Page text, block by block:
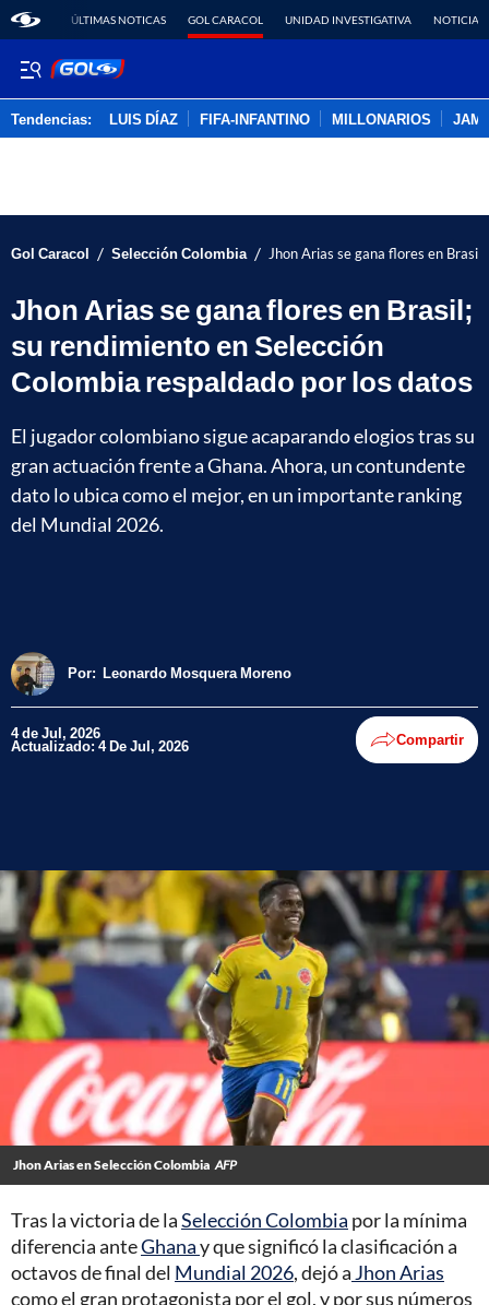
ÚLTIMAS NOTICAS GOL CARACOL UNIDAD INVESTIGATIVA NOTICIAS
Tendencias: LUIS DÍAZ FIFA-INFANTINO MILLONARIOS
Gol Caracol / Selección Colombia / Jhon Arias se gana flores en
Jhon Arias se gana flores en Brasil;
su rendimiento en Selección
Colombia respaldado por los datos
El jugador colombiano sigue acaparando elogios tras su
gran actuación frente a Ghana. Ahora, un contundente
dato lo ubica como el mejor, en un importante ranking
del Mundial 2026.
Por: Leonardo Mosquera Moreno
4 de Jul, 2026
Actualizado: 4 De Jul, 2026 Compartir
Jhon Arias en Selección Colombia AFP
Tras la victoria de laSelección Colombia por la mínima
diferencia anteGhanay que significó la clasificación a
octavos de final del Mundial 2026, dejó a Jhon Arias
como el gran protagonista por el gol, y por sus números